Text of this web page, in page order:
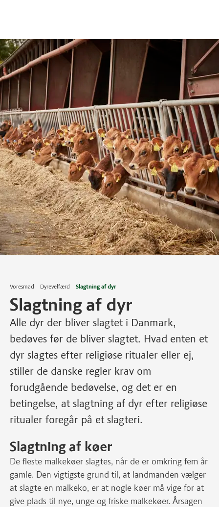
Voresmad Dyrevelfærd Slagtning af dyr
Slagtning af dyr
Alle dyr der bliver slagtet i Danmark,
bedøves før de bliver slagtet. Hvad enten et
dyr slagtes efter religiøse ritualer eller ej,
stiller de danske regler krav om
forudgående bedøvelse, og det er en
betingelse, at slagtning af dyr efter religiøse
ritualer foregår på et slagteri.
Slagtning af køer
De fleste malkekøer slagtes, når de er omkring fem år
gamle. Den vigtigste grund til, at landmanden vælger
at slagte en malkeko, er at nogle køer må vige for at
give plads til nye, unge og friske malkekøer. Årsagen